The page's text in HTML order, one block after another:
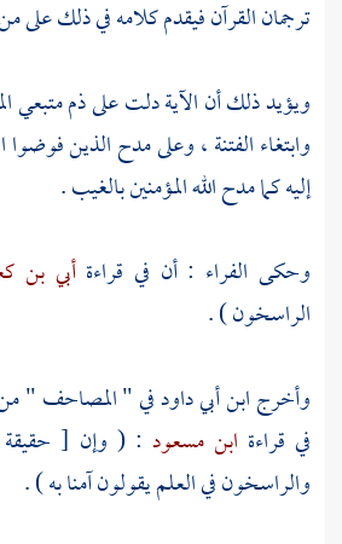
ترجمان القرآن فيقدم كلامه في ذلك على
ويؤيد ذلك أن الآية دلت على ذم متبعي
وابتغاء الفتنة ، وعلى مدح الذين فوضوا
إليه كما مدح الله المؤمنين بالغيب .
وحكى الفراء : أن في قراءةأبي بن
الراسخون ) .
وأخرجابن أبي داودفي " المصاحف "
في قراءة ابن مسعود : ( وإن [ حقيقة ]
والراسخون في العلم يقولون آمنا به ) .